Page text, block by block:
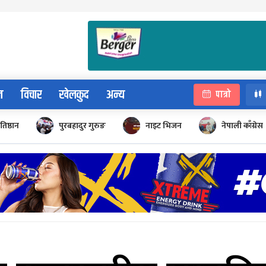
विचार खेलकुद अन्य पात्रो
पुरबहादुर गुरुङ नाइट भिजन नेपाली काँग्रेस